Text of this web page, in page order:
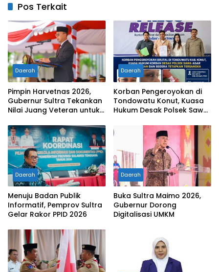
Pos Terkait
Daerah
Pimpin Harvetnas 2026,
Gubernur Sultra Tekankan
Nilai Juang Veteran untuk
Daerah
Korban Pengeroyokan di
Tondowatu Konut, Kuasa
Hukum Desak Polsek Sawa
Tetapkan Tersangka
Daerah
Menuju Badan Publik
Informatif, Pemprov Sultra
Gelar Rakor PPID 2026
Daerah
Buka Sultra Maimo 2026,
Gubernur Dorong
Digitalisasi UMKM